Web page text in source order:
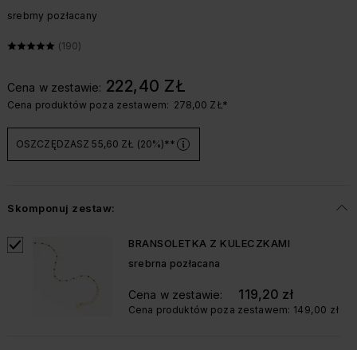
srebrny pozłacany
ŚREDNIA OCENA: 5 Z 5, LICZBA OPINII: 190
(190)
Cena w zestawie: 222,40 ZŁ
Cena produktów poza zestawem: 278,00 ZŁ*
OSZCZĘDZASZ 55,60 ZŁ (20%)**
Skomponuj zestaw:
BRANSOLETKA Z KULECZKAMI
srebrna pozłacana
Cena w zestawie: 119,20 zł
Cena produktów poza zestawem: 149,00 zł